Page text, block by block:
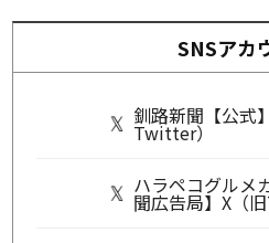
SNSアカ
釧路新聞【公式
Twitter）
ハラペコグルメ
聞広告局】X（